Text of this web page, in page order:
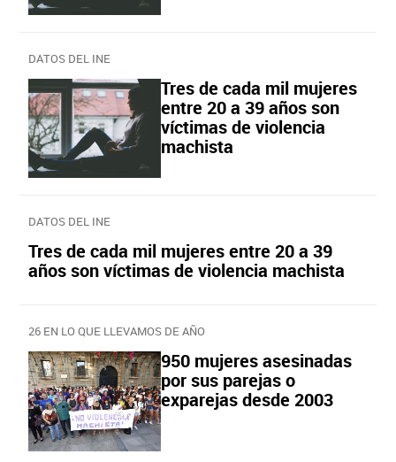
DATOS DEL INE
Tres de cada mil mujeres
entre 20 a 39 años son
víctimas de violencia
machista
DATOS DEL INE
Tres de cada mil mujeres entre 20 a 39
años son víctimas de violencia machista
26 EN LO QUE LLEVAMOS DE AÑO
950 mujeres asesinadas
por sus parejas o
exparejas desde 2003